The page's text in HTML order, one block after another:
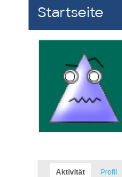
Startseite
Aktivität Profil